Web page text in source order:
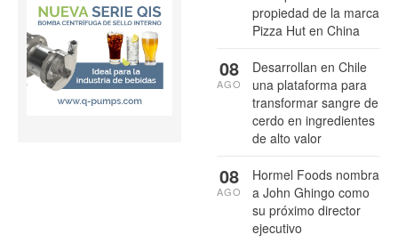
propiedad de la marca
Pizza Hut en China
Desarrollan en Chile
una plataforma para
transformar sangre de
cerdo en ingredientes
de alto valor
08
AGO
Hormel Foods nombra
a John Ghingo como
su próximo director
ejecutivo
08
AGO